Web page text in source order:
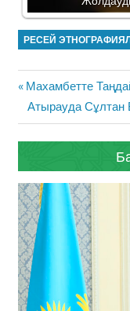
РЕСЕЙ
Жазба
навигациясы
Previous
Post:
Махамбетте
Next
Post:
Атырауда Сұлтан